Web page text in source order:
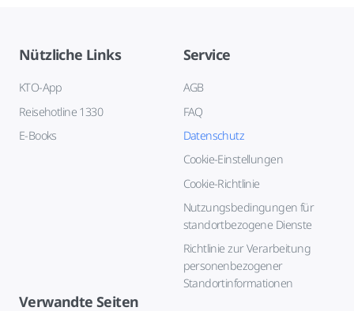
Nützliche Links
KTO-App
Reisehotline 1330
E-Books
Service
AGB
FAQ
Datenschutz
Cookie-Einstellungen
Cookie-Richtlinie
Nutzungsbedingungen für
standortbezogene Dienste
Richtlinie zur Verarbeitung
personenbezogener
Standortinformationen
Verwandte Seiten